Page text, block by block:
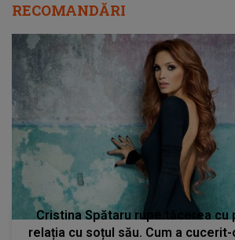
RECOMANDĂRI
Cristina Spătaru rupe tăcerea cu
relația cu soțul său. Cum a